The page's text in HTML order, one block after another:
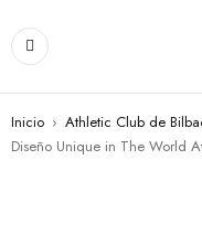
Inicio › Athletic Club de
Diseño Unique in The World